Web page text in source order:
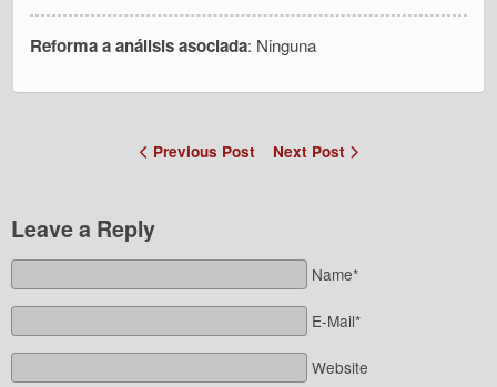
Reforma a análisis asociada: Ninguna
Previous Post Next Post
Leave a Reply
Name*
E-Mail*
Website